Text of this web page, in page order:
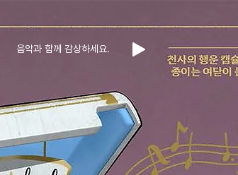
음악과 함께 감상하세요.